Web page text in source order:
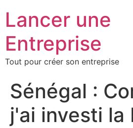
Lancer une
Entreprise
Tout pour créer son entreprise
Sénégal :
j'ai investi la